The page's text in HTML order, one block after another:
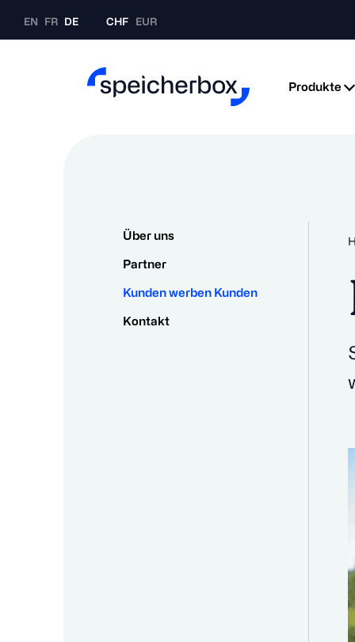
EN FR DE CHF EUR
Produkte
Über uns
Partner
Kunden werben Kunden
Kontakt